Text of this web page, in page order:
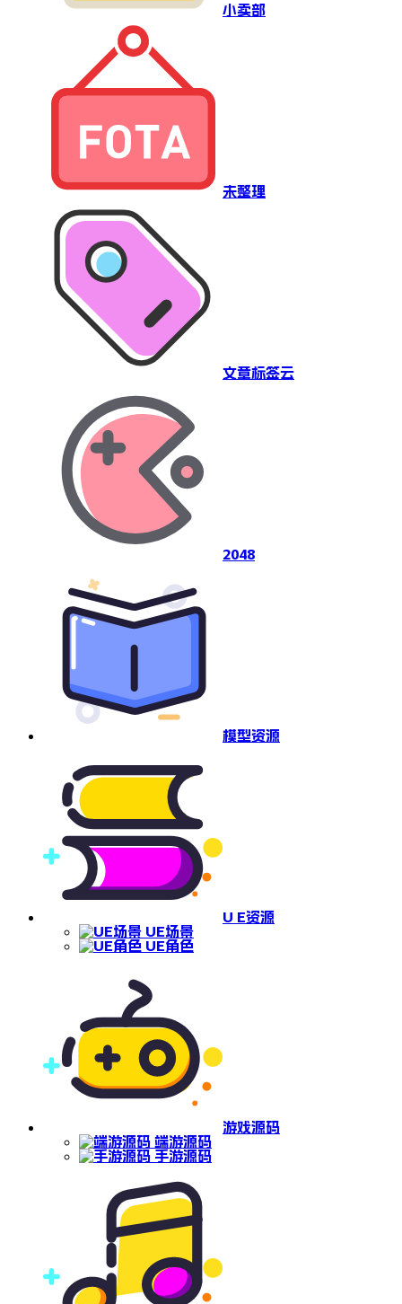
小卖部
未整理
文章标签云
2048
模型资源
U E资源
UE场景
UE角色
游戏源码
端游源码
手游源码